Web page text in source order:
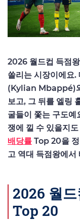
2026 월드컵 득점
쏠리는 시장이에요.
(Kylian Mbappé)
보고, 그 뒤를 엘링
굴들이 쫓는 구도예
쟁에 낄 수 있을지
배당률 Top 20을 정
고 역대 득점왕에서
2026 월
Top 20